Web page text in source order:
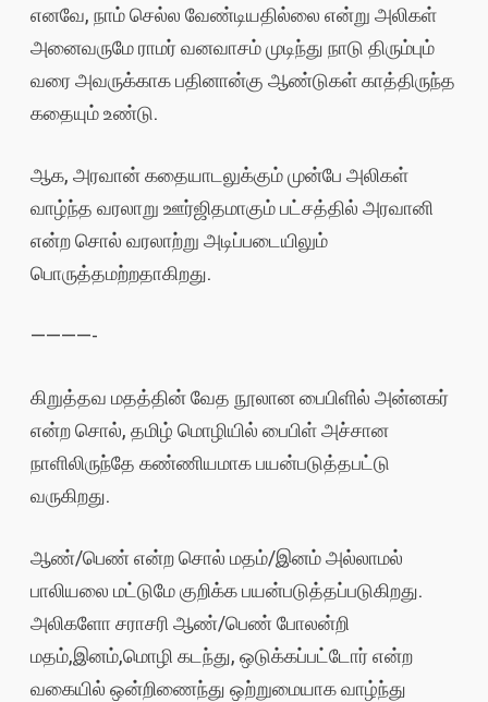
எனவே, நாம் செல்ல வேண்டியதில்லை என்று அலிகள்
அனைவருமே ராமர் வனவாசம் முடிந்து நாடு திரும்பும்
வரை அவருக்காக பதினான்கு ஆண்டுகள் காத்திருந்த
கதையும் உண்டு.
ஆக, அரவான் கதையாடலுக்கும் முன்பே அலிகள்
வாழ்ந்த வரலாறு ஊர்ஜிதமாகும் பட்சத்தில் அரவானி
என்ற சொல் வரலாற்று அடிப்படையிலும்
பொருத்தமற்றதாகிறது.
————-
கிறுத்தவ மதத்தின் வேத நூலான பைபிளில் அன்னகர்
என்ற சொல், தமிழ் மொழியில் பைபிள் அச்சான
நாளிலிருந்தே கண்ணியமாக பயன்படுத்தபட்டு
வருகிறது.
ஆண்/பெண் என்ற சொல் மதம்/இனம் அல்லாமல்
பாலியலை மட்டுமே குறிக்க பயன்படுத்தப்படுகிறது.
அலிகளோ சராசரி ஆண்/பெண் போலன்றி
மதம்,இனம்,மொழி கடந்து, ஒடுக்கப்பட்டோர் என்ற
வகையில் ஒன்றிணைந்து ஒற்றுமையாக வாழ்ந்து